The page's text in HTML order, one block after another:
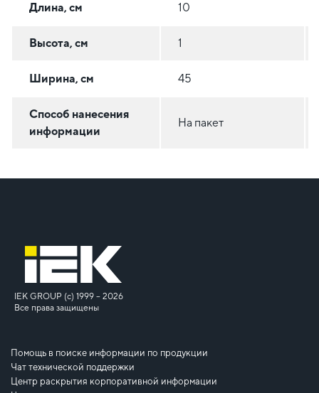
Длина, см 10
Высота, см 1
Ширина, см 45
Способ нанесения
информации
На пакет
IEK GROUP (c) 1999 – 2026
Все права защищены
Помощь в поиске информации по продукции
Чат технической поддержки
Центр раскрытия корпоративной информации